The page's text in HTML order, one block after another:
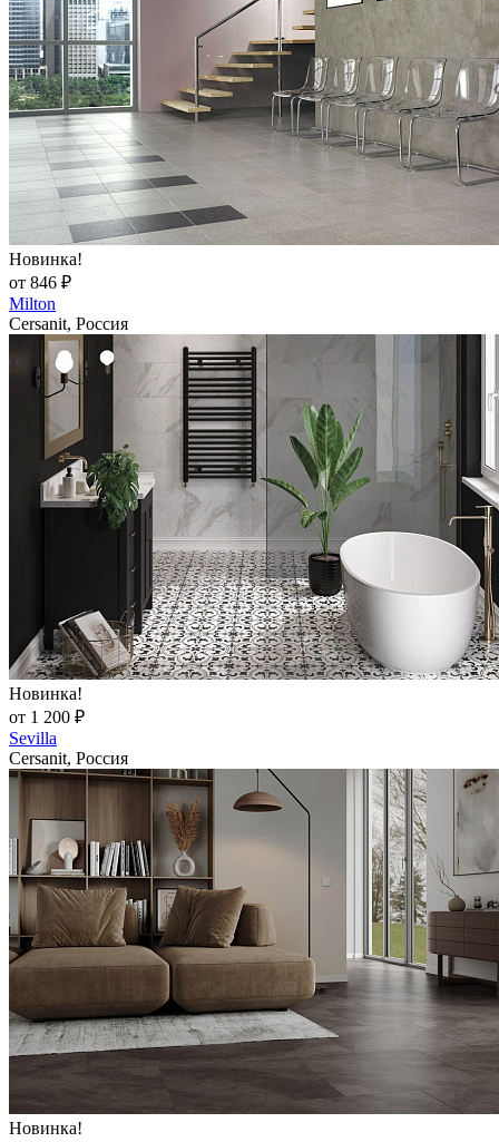
Новинка!
от 846 ₽
Milton
Cersanit, Россия
Новинка!
от 1 200 ₽
Sevilla
Cersanit, Россия
Новинка!